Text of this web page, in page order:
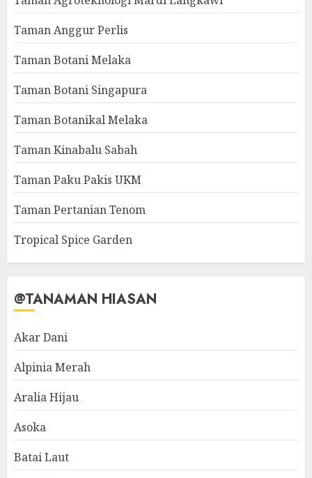
Taman Anggur Perlis
Taman Botani Melaka
Taman Botani Singapura
Taman Botanikal Melaka
Taman Kinabalu Sabah
Taman Paku Pakis UKM
Taman Pertanian Tenom
Tropical Spice Garden
@TANAMAN HIASAN
Akar Dani
Alpinia Merah
Aralia Hijau
Asoka
Batai Laut